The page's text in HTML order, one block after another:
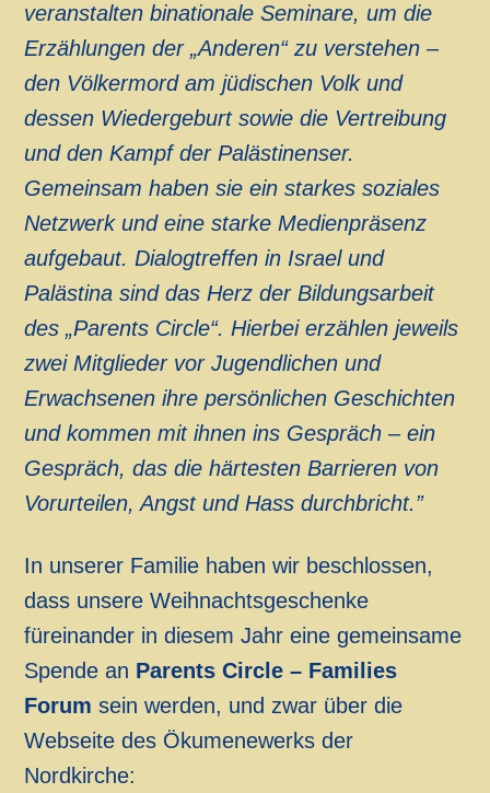
veranstalten binationale Seminare, um die
Erzählungen der „Anderen“ zu verstehen –
den Völkermord am jüdischen Volk und
dessen Wiedergeburt sowie die Vertreibung
und den Kampf der Palästinenser.
Gemeinsam haben sie ein starkes soziales
Netzwerk und eine starke Medienpräsenz
aufgebaut. Dialogtreffen in Israel und
Palästina sind das Herz der Bildungsarbeit
des „Parents Circle“. Hierbei erzählen jeweils
zwei Mitglieder vor Jugendlichen und
Erwachsenen ihre persönlichen Geschichten
und kommen mit ihnen ins Gespräch – ein
Gespräch, das die härtesten Barrieren von
Vorurteilen, Angst und Hass durchbricht.”
In unserer Familie haben wir beschlossen,
dass unsere Weihnachtsgeschenke
füreinander in diesem Jahr eine gemeinsame
Spende an Parents Circle – Families
Forum sein werden, und zwar über die
Webseite des Ökumenewerks der
Nordkirche: